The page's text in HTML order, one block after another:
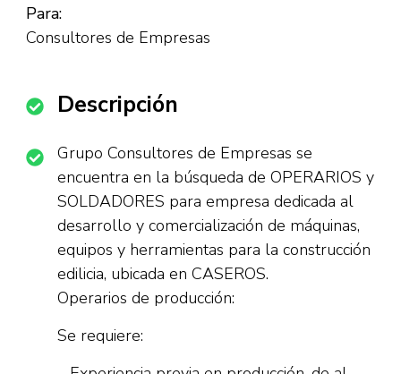
Para:
Consultores de Empresas
Descripción
Grupo Consultores de Empresas se
encuentra en la búsqueda de OPERARIOS y
SOLDADORES para empresa dedicada al
desarrollo y comercialización de máquinas,
equipos y herramientas para la construcción
edilicia, ubicada en CASEROS.
Operarios de producción:
Se requiere: